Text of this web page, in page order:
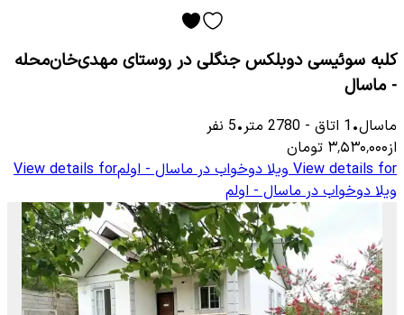
کلبه سوئیسی دوبلکس جنگلی در روستای مهدی‌خان‌محله
- ماسال
ماسال•
1 اتاق -
2780 متر•
5 نفر
از۳٬۵۳۰٬۰۰۰ تومان
View details for ویلا دوخواب در ماسال - اولمView details for
ویلا دوخواب در ماسال - اولم